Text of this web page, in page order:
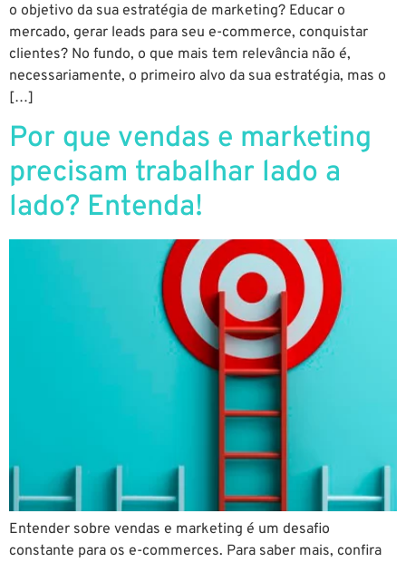
o objetivo da sua estratégia de marketing? Educar o
mercado, gerar leads para seu e-commerce, conquistar
clientes? No fundo, o que mais tem relevância não é,
necessariamente, o primeiro alvo da sua estratégia, mas o
[…]
Por que vendas e marketing
precisam trabalhar lado a
lado? Entenda!
Entender sobre vendas e marketing é um desafio
constante para os e-commerces. Para saber mais, confira